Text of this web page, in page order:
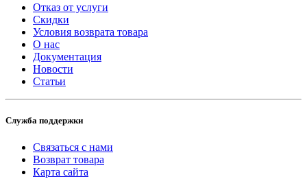
Отказ от услуги
Скидки
Условия возврата товара
О нас
Документация
Новости
Статьи
Служба поддержки
Связаться с нами
Возврат товара
Карта сайта